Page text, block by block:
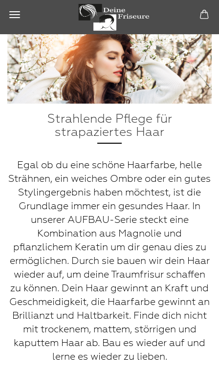
Strahlende Pflege für
strapaziertes Haar
Egal ob du eine schöne Haarfarbe, helle
Strähnen, ein weiches Ombre oder ein gutes
Stylingergebnis haben möchtest, ist die
Grundlage immer ein gesundes Haar. In
unserer AUFBAU-Serie steckt eine
Kombination aus Magnolie und
pflanzlichem Keratin um dir genau dies zu
ermöglichen. Durch sie bauen wir dein Haar
wieder auf, um deine Traumfrisur schaffen
zu können. Dein Haar gewinnt an Kraft und
Geschmeidigkeit, die Haarfarbe gewinnt an
Brillianzt und Haltbarkeit. Finde dich nicht
mit trockenem, mattem, störrigen und
kaputtem Haar ab. Bau es wieder auf und
lerne es wieder zu lieben.